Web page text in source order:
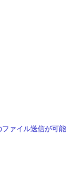
ァイル送信が可能